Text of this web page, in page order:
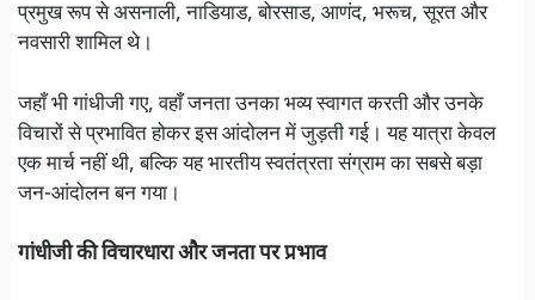
प्रमुख रूप से असनाली, नाडियाड, बोरसाड, आणंद, भरूच, सूरत और
नवसारी शामिल थे।
जहाँ भी गांधीजी गए, वहाँ जनता उनका भव्य स्वागत करती और उनके
विचारों से प्रभावित होकर इस आंदोलन में जुड़ती गई। यह यात्रा केवल
एक मार्च नहीं थी, बल्कि यह भारतीय स्वतंत्रता संग्राम का सबसे बड़ा
जन-आंदोलन बन गया।
गांधीजी की विचारधारा और जनता पर प्रभाव